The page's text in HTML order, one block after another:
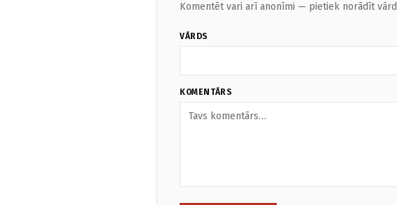
Komentēt vari arī anonīmi — pietiek norādīt
VĀRDS
KOMENTĀRS